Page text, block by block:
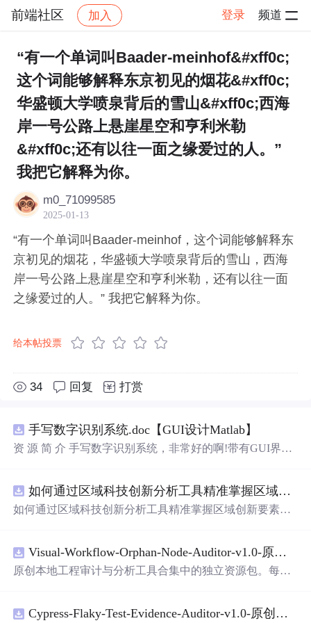
前端社区 加入 登录 频道
社区 前端社区 感慨 帖子详情
“有一个单词叫Baader-meinhof&#xff0c;
这个词能够解释东京初见的烟花&#xff0c;
华盛顿大学喷泉背后的雪山&#xff0c;西海
岸一号公路上悬崖星空和亨利米勒
&#xff0c;还有以往一面之缘爱过的人。”
我把它解释为你。
m0_71099585
2025-01-13
“有一个单词叫Baader-meinhof，这个词能够解释东
京初见的烟花，华盛顿大学喷泉背后的雪山，西海
岸一号公路上悬崖星空和亨利米勒，还有以往一面
之缘爱过的人。” 我把它解释为你。
给本帖投票
34 回复 打赏
手写数字识别系统.doc【GUI设计Matlab】
资 源 简 介 手写数字识别系统，非常好的啊!带有GUI界
带有直观的图形用户界面（GUI），非常容易使用。你只
需要将手写数字输入系统，它将立即给出准确的识别结
是 一个非常方便和实用的工具，你一定会喜欢它的！
如何通过区域科技创新分析工具精准掌握区域创新要素分布与产业链融合现状？.docx
如何通过区域科技创新分析工具精准掌握区域创新要素分
Visual-Workflow-Orphan-Node-Auditor-v1.0-原创源码与文档.zip
原创本地工程审计与分析工具合集中的独立资源包。每个
README、运行说明、功能清单、MIT License及原创与授
Cypress-Flaky-Test-Evidence-Auditor-v1.0-原创源码与文档.zip